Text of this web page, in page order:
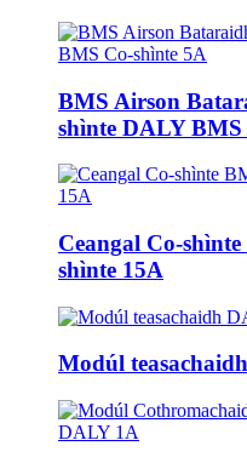
BMS Airson
shìnte DALY BMS
Ceangal Co-
shìnte 15A
Modúl